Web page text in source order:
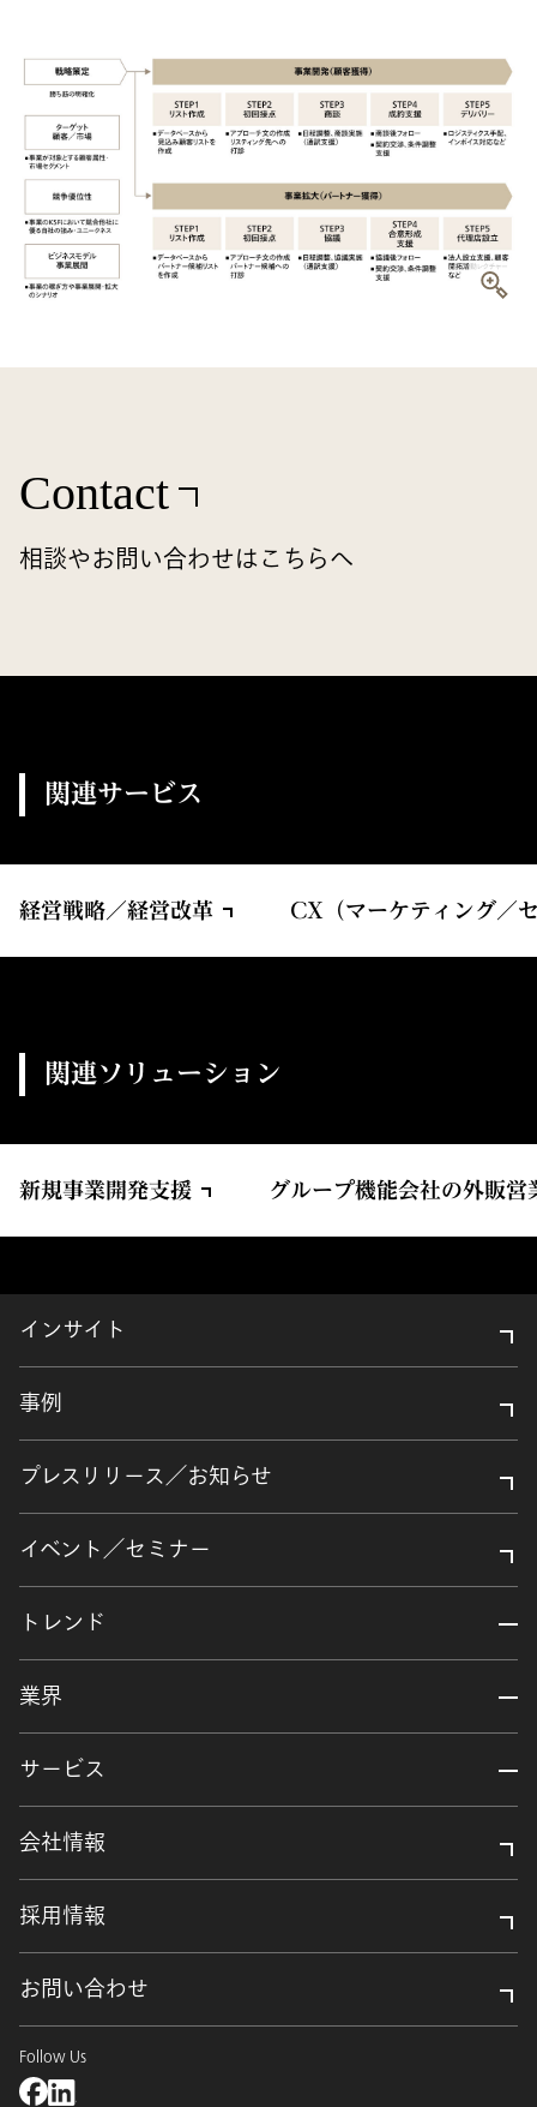
Contact
相談やお問い合わせはこちらへ
関連サービス
経営戦略／経営改革 CX（マーケティング／
関連ソリューション
新規事業開発支援 グループ機能会社の外販
インサイト
事例
プレスリリース／お知らせ
イベント／セミナー
トレンド
業界
サービス
会社情報
採用情報
お問い合わせ
Follow Us